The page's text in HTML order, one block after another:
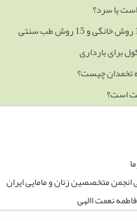
یا سرد؟
برای بارداری
تخمدان چیست؟
است؟
متخصصین زنان و مامایی ایران
نعمت االهی